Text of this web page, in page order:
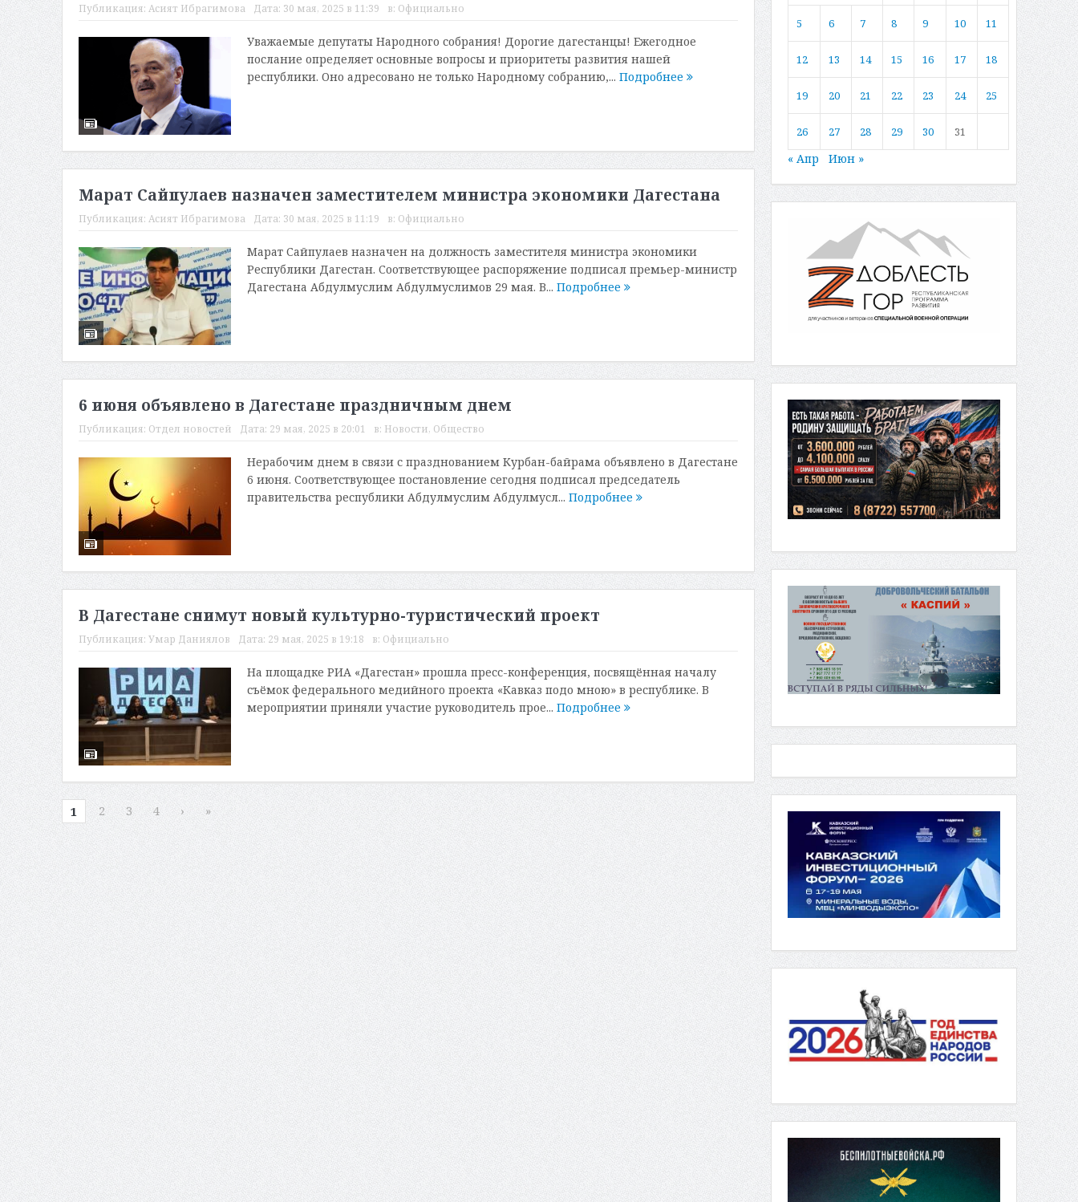
Публикация: Асият Ибрагимова Дата: 30 мая, 2025 в 11:39 в: Официально
Уважаемые депутаты Народного собрания! Дорогие дагестанцы! Ежегодное
послание определяет основные вопросы и приоритеты развития нашей
республики. Оно адресовано не только Народному собранию,... Подробнее
Марат Сайпулаев назначен заместителем министра экономики Дагестана
Публикация: Асият Ибрагимова Дата: 30 мая, 2025 в 11:19 в: Официально
Марат Сайпулаев назначен на должность заместителя министра экономики
Республики Дагестан. Соответствующее распоряжение подписал премьер-министр
Дагестана Абдулмуслим Абдулмуслимов 29 мая. В... Подробнее
6 июня объявлено в Дагестане праздничным днем
Публикация: Отдел новостей Дата: 29 мая, 2025 в 20:01 в: Новости, Общество
Нерабочим днем в связи с празднованием Курбан-байрама объявлено в Дагестане
6 июня. Соответствующее постановление сегодня подписал председатель
правительства республики Абдулмуслим Абдулмусл... Подробнее
В Дагестане снимут новый культурно-туристический проект
Публикация: Умар Даниялов Дата: 29 мая, 2025 в 19:18 в: Официально
На площадке РИА «Дагестан» прошла пресс-конференция, посвящённая началу
съёмок федерального медийного проекта «Кавказ подо мною» в республике. В
мероприятии приняли участие руководитель прое... Подробнее
1 2 3 4 › »
5 6 7 8 9 10 11
12 13 14 15 16 17 18
19 20 21 22 23 24 25
26 27 28 29 30 31
« Апр Июн »